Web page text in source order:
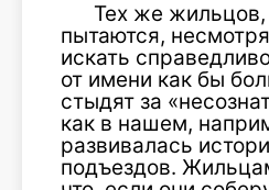
Тех же жильцов,
пытаются,
искать
от имени как бы
стыдят за
как в нашем,
развивалась
подъездов.